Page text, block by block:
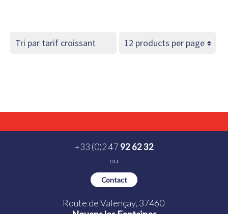
+33 (0)2 47 92 62 32
ou
Contact
Route de Valençay, 37460